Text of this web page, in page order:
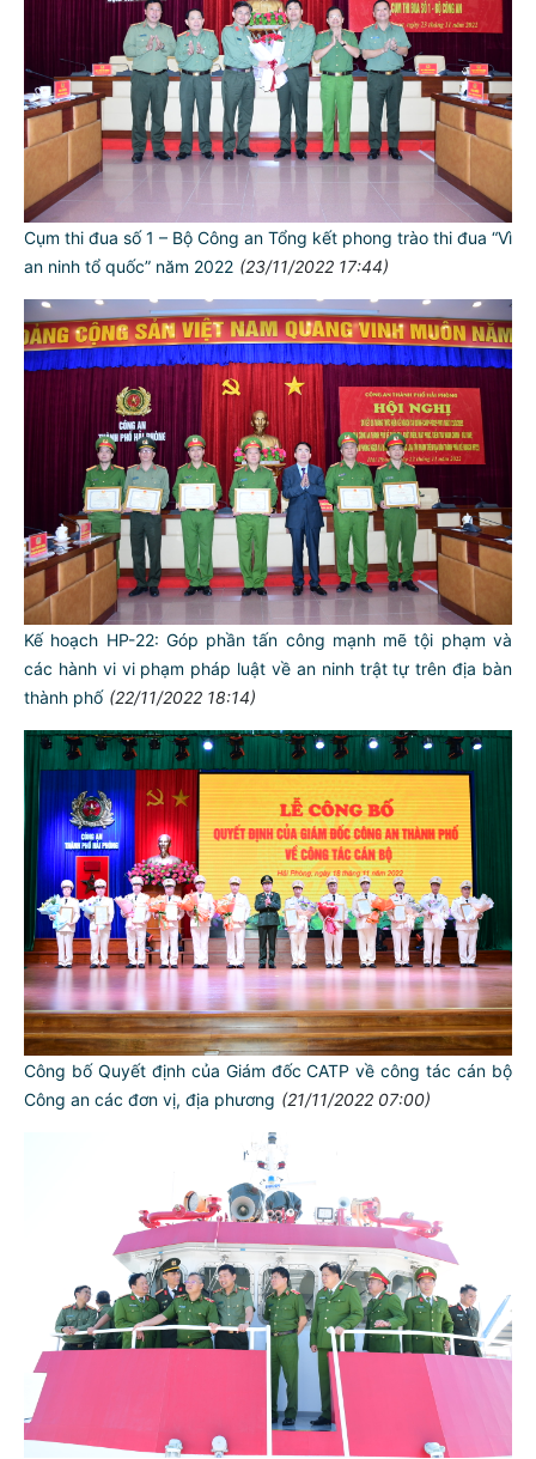
Cụm thi đua số 1 – Bộ Công an Tổng kết phong trào thi đua “Vì
an ninh tổ quốc” năm 2022 (23/11/2022 17:44)
Kế hoạch HP-22: Góp phần tấn công mạnh mẽ tội phạm và
các hành vi vi phạm pháp luật về an ninh trật tự trên địa bàn
thành phố (22/11/2022 18:14)
Công bố Quyết định của Giám đốc CATP về công tác cán bộ
Công an các đơn vị, địa phương (21/11/2022 07:00)